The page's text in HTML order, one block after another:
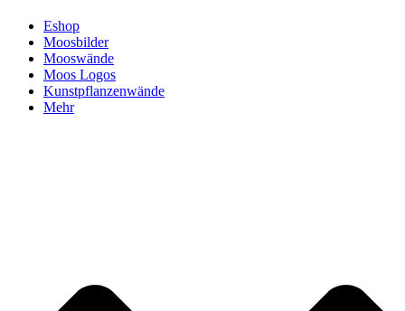
Eshop
Moosbilder
Mooswände
Moos Logos
Kunstpflanzenwände
Mehr